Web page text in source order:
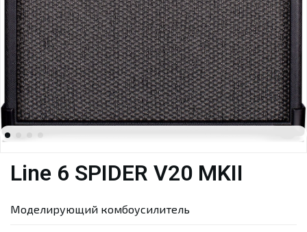
Line 6 SPIDER V20 MKII
Моделирующий комбоусилитель